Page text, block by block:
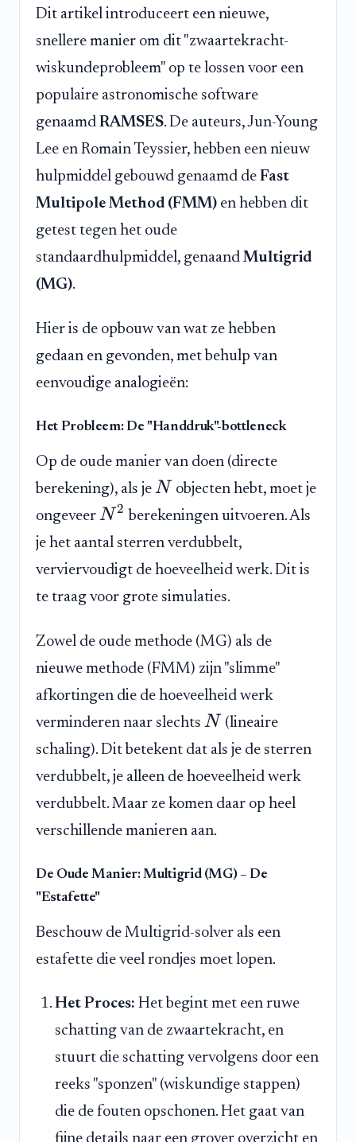
Dit artikel introduceert een nieuwe,
snellere manier om dit "zwaartekracht-
wiskundeprobleem" op te lossen voor een
populaire astronomische software
genaamd RAMSES. De auteurs, Jun-Young
Lee en Romain Teyssier, hebben een nieuw
hulpmiddel gebouwd genaamd de Fast
Multipole Method (FMM) en hebben dit
getest tegen het oude
standaardhulpmiddel, genaand Multigrid
(MG).
Hier is de opbouw van wat ze hebben
gedaan en gevonden, met behulp van
eenvoudige analogieën:
Het Probleem: De "Handdruk"-bottleneck
Op de oude manier van doen (directe
berekening), als je N objecten hebt, moet je
ongeveer N2 berekeningen uitvoeren. Als
je het aantal sterren verdubbelt,
verviervoudigt de hoeveelheid werk. Dit is
te traag voor grote simulaties.
Zowel de oude methode (MG) als de
nieuwe methode (FMM) zijn "slimme"
afkortingen die de hoeveelheid werk
verminderen naar slechts N (lineaire
schaling). Dit betekent dat als je de sterren
verdubbelt, je alleen de hoeveelheid werk
verdubbelt. Maar ze komen daar op heel
verschillende manieren aan.
De Oude Manier: Multigrid (MG) – De
"Estafette"
Beschouw de Multigrid-solver als een
estafette die veel rondjes moet lopen.
Het Proces: Het begint met een ruwe
schatting van de zwaartekracht, en
stuurt die schatting vervolgens door een
reeks "sponzen" (wiskundige stappen)
die de fouten opschonen. Het gaat van